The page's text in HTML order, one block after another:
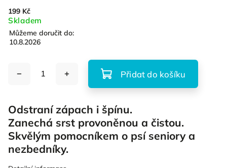
199 Kč
Skladem
Můžeme doručit do:
10.8.2026
Přidat do košíku
Odstraní zápach i špínu.
Zanechá srst provoněnou a čistou.
Skvělým pomocníkem o psí seniory a
nezbedníky.